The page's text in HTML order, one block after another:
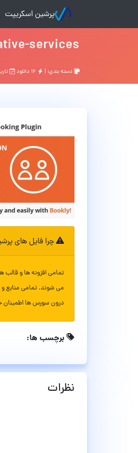
پرشین اسکریپت
services
دسته بندی: | تاریخ: ۳
چرا فایل های
تمامی افزونه ها و
می شوند. تمامی منابع
درون سورس ها اطمینان
برچسب ها:
نظرات